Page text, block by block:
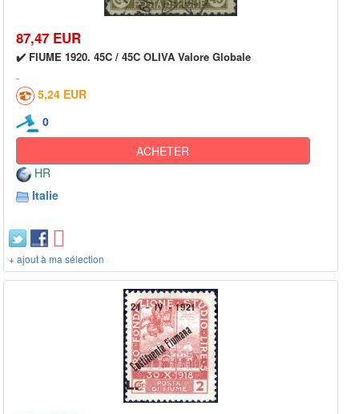
87,47 EUR
✔️ FIUME 1920. 45C / 45C OLIVA Valore Globale
5,24 EUR
0
ACHETER
HR
Italie
+ ajout à ma sélection